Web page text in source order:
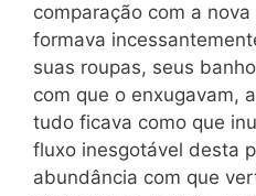
comparação com a
formava
suas roupas, seus
com que o enxugavam,
tudo ficava como que
fluxo inesgotável desta
abundância com que